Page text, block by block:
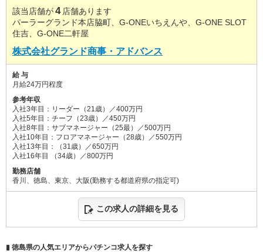
該当店舗が4 店舗あります
パーラーグランド本店脇町、G-ONEいちえんや、G-ONE SLOT
住吉、G-ONE二軒屋
株式会社グランド商事・アドバンス
給 与
月給24万円程度
参考年収
入社3年目：リーダー（21歳）／400万円
入社5年目：チーフ（23歳）／450万円
入社8年目：サブマネージャー（25最）／500万円
入社10年目：フロアマネージャー（28歳）／550万円
入社13年目：（31歳）／650万円
入社16年目 （34歳）／800万円
勤務店舗
香川、徳島、東京、大阪(勤務する都道府県の指定可)
この求人の詳細を見る
▮ 徳島県の人気エリアからパチンコ求人を探す